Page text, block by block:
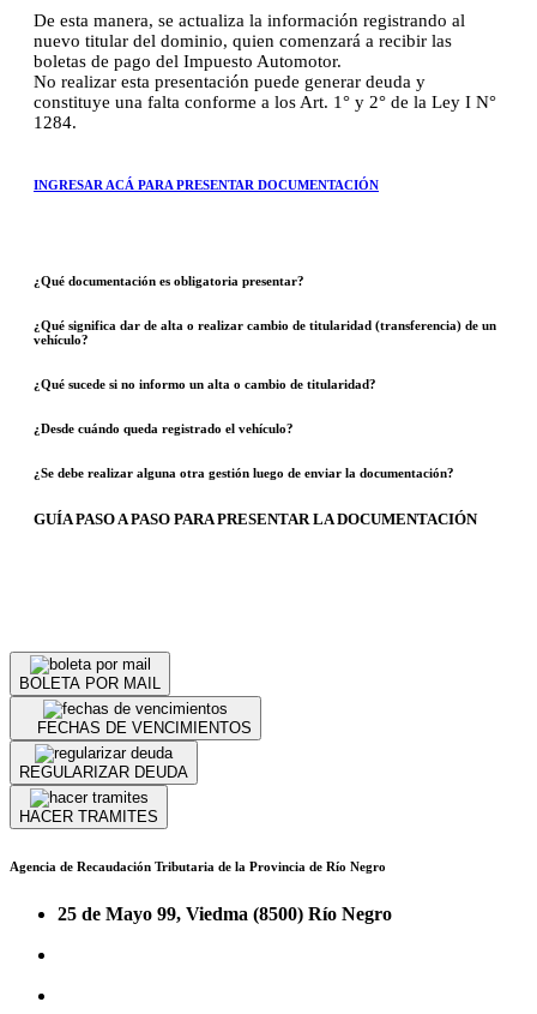
De esta manera, se actualiza la información registrando al
nuevo titular del dominio, quien comenzará a recibir las
boletas de pago del Impuesto Automotor.
No realizar esta presentación puede generar deuda y
constituye una falta conforme a los Art. 1° y 2° de la Ley I N°
1284.
INGRESAR ACÁ PARA PRESENTAR DOCUMENTACIÓN
¿Qué documentación es obligatoria presentar?
¿Qué significa dar de alta o realizar cambio de titularidad (transferencia) de un
vehículo?
¿Qué sucede si no informo un alta o cambio de titularidad?
¿Desde cuándo queda registrado el vehículo?
¿Se debe realizar alguna otra gestión luego de enviar la documentación?
GUÍA PASO A PASO PARA PRESENTAR LA DOCUMENTACIÓN
BOLETA POR MAIL
FECHAS DE VENCIMIENTOS
REGULARIZAR DEUDA
HACER TRAMITES
Agencia de Recaudación Tributaria de la Provincia de Río Negro
25 de Mayo 99, Viedma (8500) Río Negro